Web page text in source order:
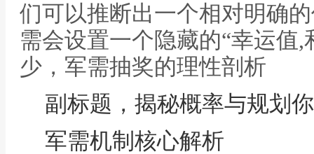
们可以推断出一个相对明确
需会设置一个隐藏的“幸运值
少，军需抽奖的理性剖析
副标题，揭秘概率与规划
军需机制核心解析